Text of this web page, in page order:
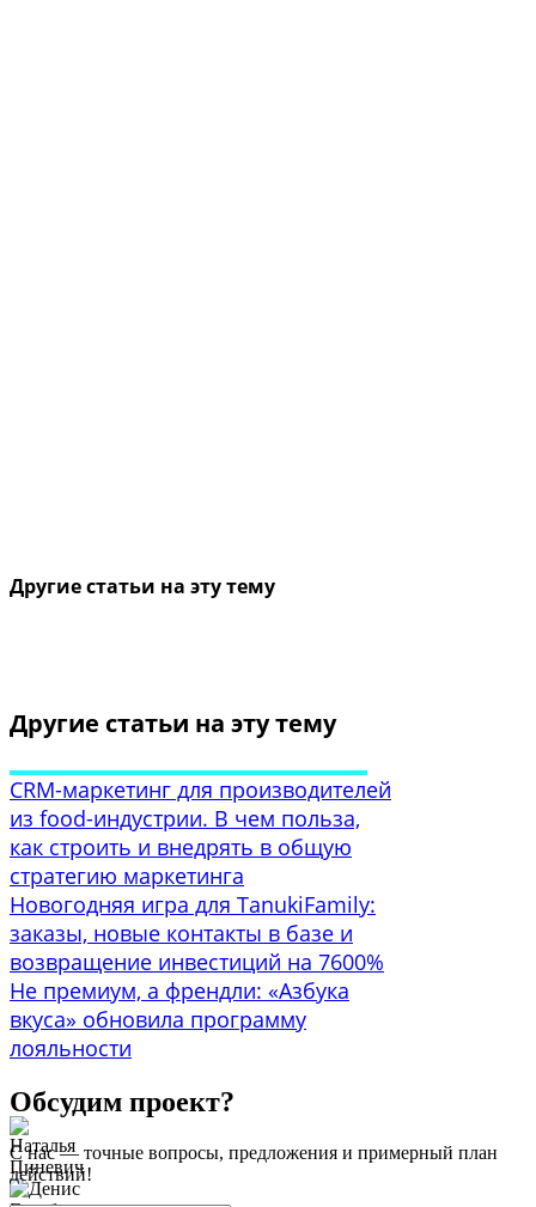
Другие статьи на эту тему
Другие статьи на эту тему
CRM-маркетинг для производителей
из food-индустрии. В чем польза,
как строить и внедрять в общую
стратегию маркетинга
Новогодняя игра для TanukiFamily:
заказы, новые контакты в базе и
возвращение инвестиций на 7600%
Не премиум, а френдли: «Азбука
вкуса» обновила программу
лояльности
Обсудим проект?
С нас — точные вопросы, предложения и примерный план
действий!